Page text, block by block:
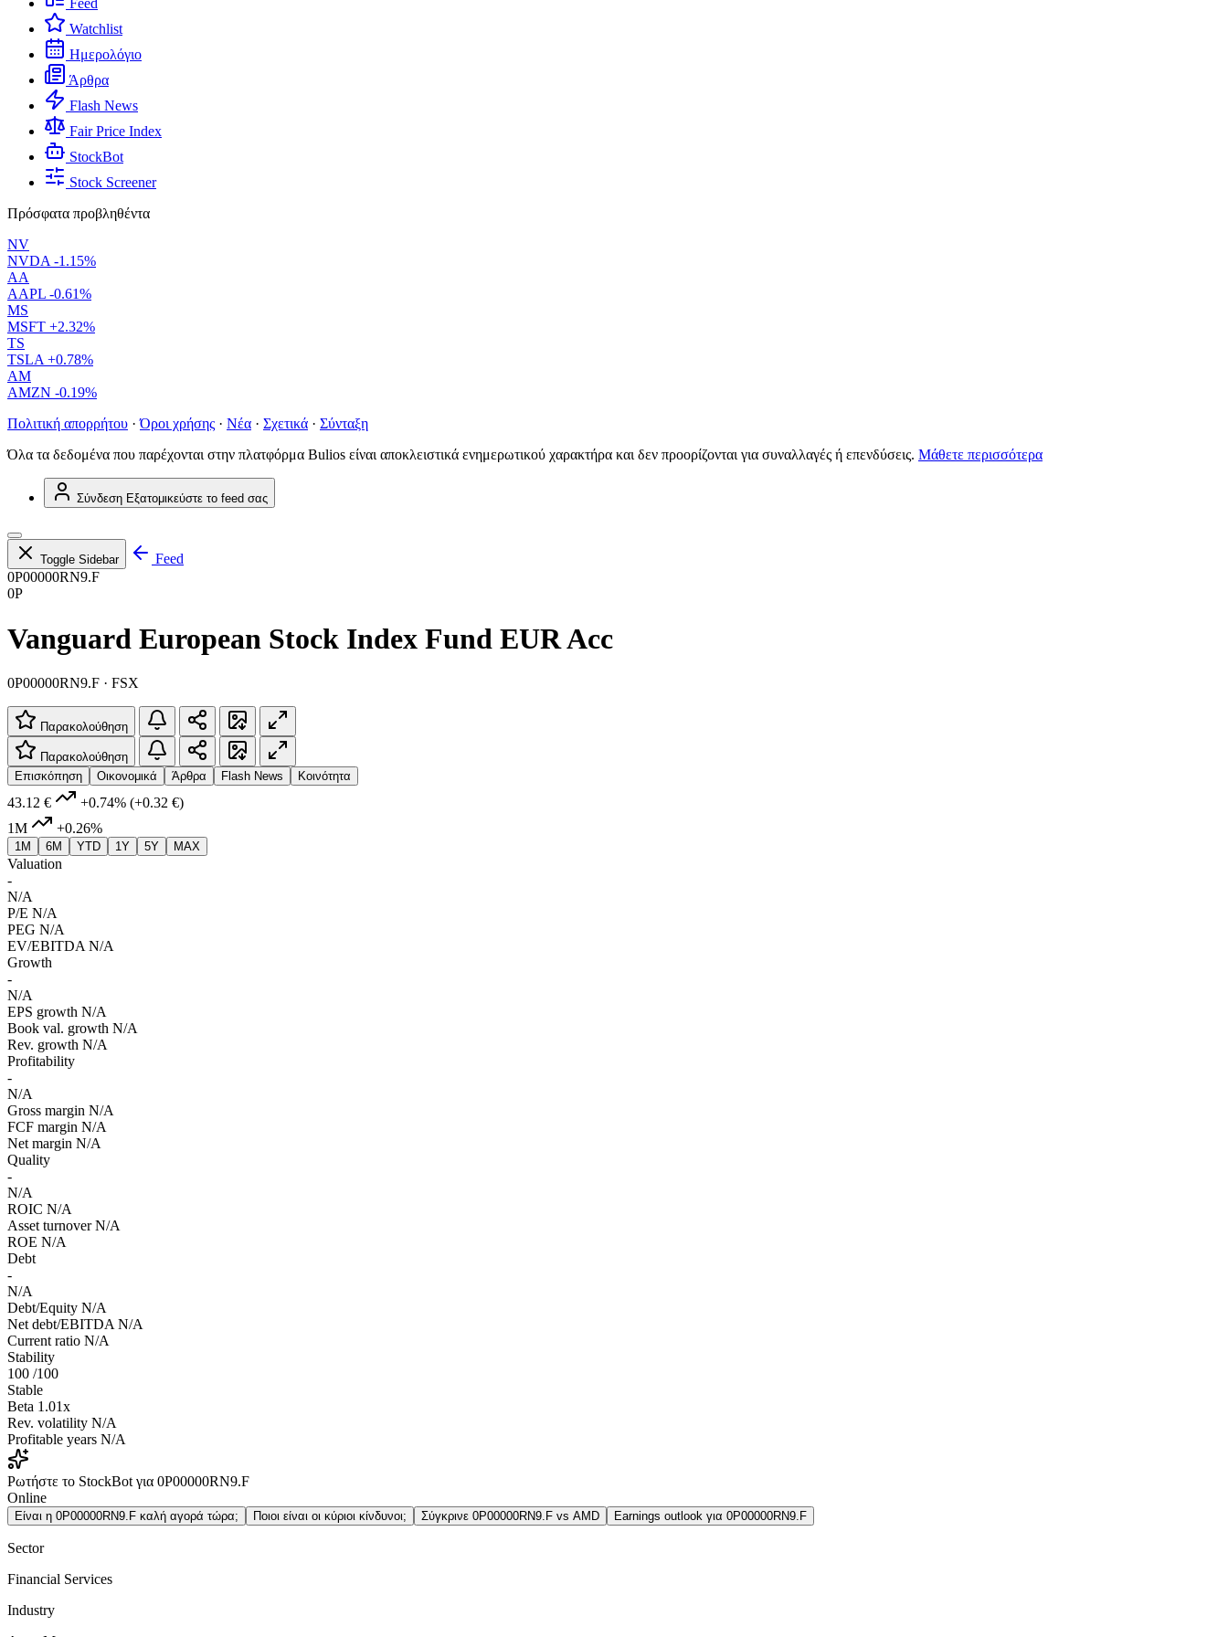
Feed
Watchlist
Ημερολόγιο
Άρθρα
Flash News
Fair Price Index
StockBot
Stock Screener
Πρόσφατα προβληθέντα
NV
NVDA -1.15%
AA
AAPL -0.61%
MS
MSFT +2.32%
TS
TSLA +0.78%
AM
AMZN -0.19%
Πολιτική απορρήτου · Όροι χρήσης · Νέα · Σχετικά · Σύνταξη
Όλα τα δεδομένα που παρέχονται στην πλατφόρμα Bulios είναι αποκλειστικά ενημερωτικού χαρακτήρα και δεν προορίζονται για συναλλαγές ή επενδύσεις. Μάθετε περισσότερα
Σύνδεση Εξατομικεύστε το feed σας
Toggle Sidebar
Feed
0P00000RN9.F
0P
Vanguard European Stock Index Fund EUR Acc
0P00000RN9.F · FSX
Παρακολούθηση
Παρακολούθηση
Επισκόπηση
Οικονομικά Άρθρα Flash News Κοινότητα
43.12 € +0.74% (+0.32 €)
1M
+0.26%
1M 6M YTD 1Y 5Y MAX
Valuation
-
N/A
P/E N/A
PEG N/A
EV/EBITDA N/A
Growth
-
N/A
EPS growth N/A
Book val. growth N/A
Rev. growth N/A
Profitability
-
N/A
Gross margin N/A
FCF margin N/A
Net margin N/A
Quality
-
N/A
ROIC N/A
Asset turnover N/A
ROE N/A
Debt
-
N/A
Debt/Equity N/A
Net debt/EBITDA N/A
Current ratio N/A
Stability
100 /100
Stable
Beta 1.01x
Rev. volatility N/A
Profitable years N/A
Ρωτήστε το StockBot για 0P00000RN9.F
Online
Είναι η 0P00000RN9.F καλή αγορά τώρα; Ποιοι είναι οι κύριοι κίνδυνοι; Σύγκρινε 0P00000RN9.F vs AMD Earnings outlook για 0P00000RN9.F
Sector
Financial Services
Industry